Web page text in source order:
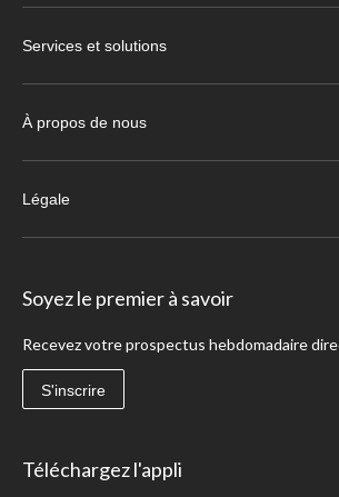
Services et solutions
À propos de nous
Légale
Soyez le premier à savoir
Recevez votre prospectus hebdomadaire
S'inscrire
Téléchargez l'appli